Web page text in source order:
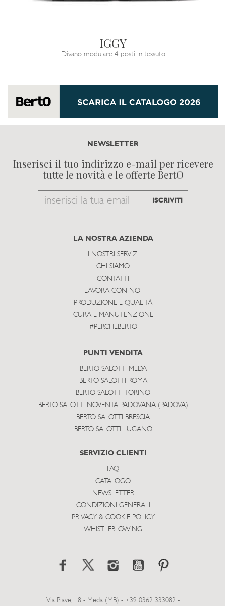
IGGY
Divano modulare 4 posti in tessuto
NEWSLETTER
Inserisci il tuo indirizzo e-mail per ricevere
tutte le novità e le offerte BertO
Email
subscribe
ISCRIVITI
LA NOSTRA AZIENDA
I NOSTRI SERVIZI
CHI SIAMO
CONTATTI
LAVORA CON NOI
PRODUZIONE E QUALITÀ
CURA E MANUTENZIONE
#PERCHEBERTO
PUNTI VENDITA
BERTO SALOTTI MEDA
BERTO SALOTTI ROMA
BERTO SALOTTI TORINO
BERTO SALOTTI NOVENTA PADOVANA (PADOVA)
BERTO SALOTTI BRESCIA
BERTO SALOTTI LUGANO
SERVIZIO CLIENTI
FAQ
CATALOGO
NEWSLETTER
CONDIZIONI GENERALI
PRIVACY & COOKIE POLICY
WHISTLEBLOWING
Via Piave, 18 - Meda (MB) - +39 0362 333082 -